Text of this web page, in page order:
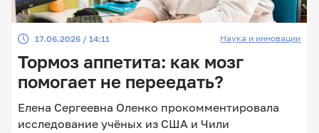
Главные
17.06.2026 / 14:11 Наука и инновации
Тормоз аппетита: как мозг
помогает не переедать?
Елена Сергеевна Оленко прокомментировала
исследование учёных из США и Чили